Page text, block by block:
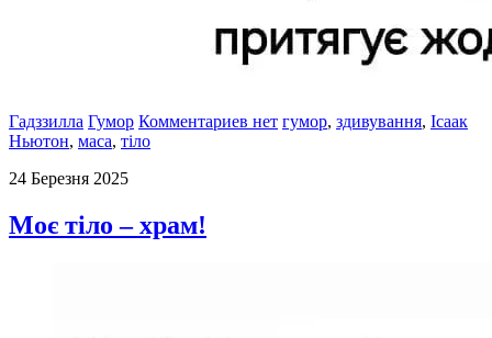
Гадззилла Гумор Комментариев нет гумор, здивування, Ісаак
Ньютон, маса, тіло
24 Березня 2025
Моє тіло – храм!